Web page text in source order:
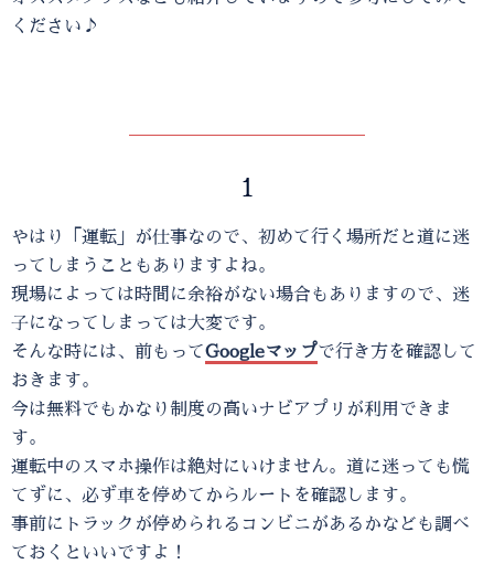
ください♪
1
やはり「運転」が仕事なので、初めて行く場所だと道に迷
ってしまうこともありますよね。
現場によっては時間に余裕がない場合もありますので、迷
子になってしまっては大変です。
そんな時には、前もってGoogleマップで行き方を確認して
おきます。
今は無料でもかなり制度の高いナビアプリが利用できま
す。
運転中のスマホ操作は絶対にいけません。道に迷っても慌
てずに、必ず車を停めてからルートを確認します。
事前にトラックが停められるコンビニがあるかなども調べ
ておくといいですよ！